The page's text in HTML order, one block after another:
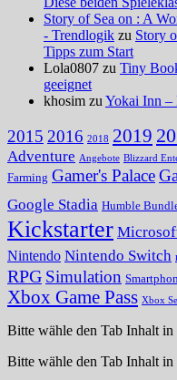
Story of Sea on : A
- Trendlogik zu Story
Tipps zum Start
Lola0807 zu Tiny
geeignet
khosim zuYokai Inn –
2015 2016 2018 2019
Adventure Angebote Blizzard
Farming Gamer's Palace
Google Stadia Humble
Kickstarter
Nintendo Nintendo Switch
RPG Simulation
Xbox Game Pass Xbox
Bitte wähle den Tab Inhalt
Bitte wähle den Tab Inhalt